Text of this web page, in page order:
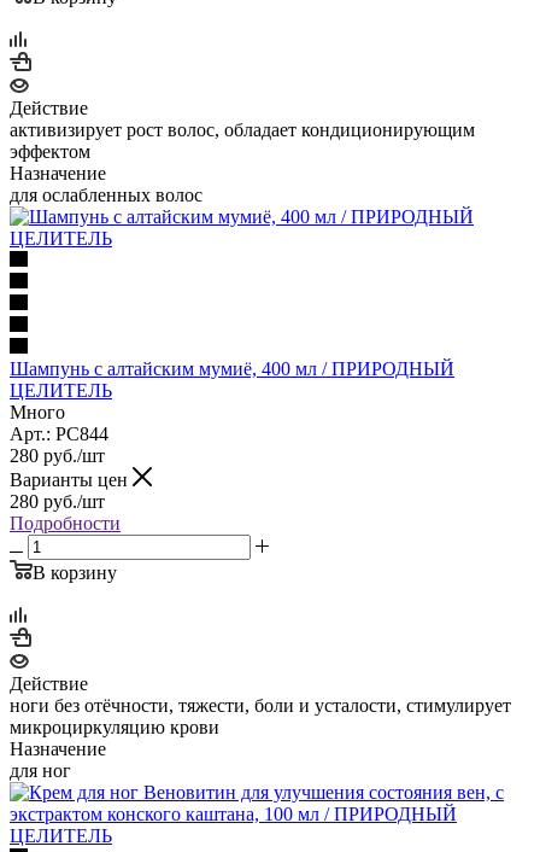
Действие
активизирует рост волос, обладает кондиционирующим
эффектом
Назначение
для ослабленных волос
Шампунь с алтайским мумиё, 400 мл / ПРИРОДНЫЙ
ЦЕЛИТЕЛЬ
Много
Арт.: PC844
280 руб./шт
Варианты цен
280 руб./шт
Подробности
В корзину
Действие
ноги без отёчности, тяжести, боли и усталости, стимулирует
микроциркуляцию крови
Назначение
для ног